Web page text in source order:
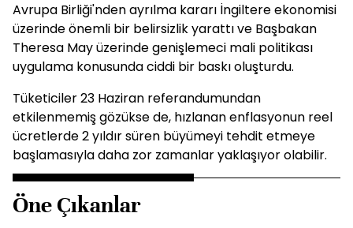
Avrupa Birliği'nden ayrılma kararı İngiltere ekonomisi
üzerinde önemli bir belirsizlik yarattı ve Başbakan
Theresa May üzerinde genişlemeci mali politikası
uygulama konusunda ciddi bir baskı oluşturdu.
Tüketiciler 23 Haziran referandumundan
etkilenmemiş gözükse de, hızlanan enflasyonun reel
ücretlerde 2 yıldır süren büyümeyi tehdit etmeye
başlamasıyla daha zor zamanlar yaklaşıyor olabilir.
Öne Çıkanlar